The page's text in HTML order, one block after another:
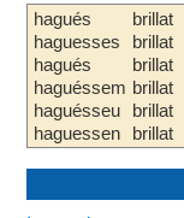
hagués
haguesses
hagués
haguéssem
haguésseu
haguessen
brillat
brillat
brillat
brillat
brillat
brillat